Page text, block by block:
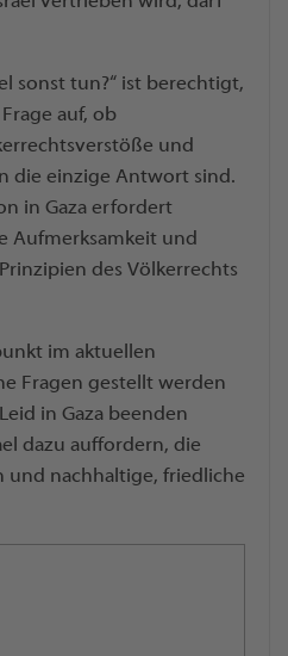
sonst tun?“ ist berechtigt,
auf, ob
und
die einzige Antwort sind.
in Gaza erfordert
Aufmerksamkeit und
des Völkerrechts
im aktuellen
Fragen gestellt werden
in Gaza beenden
dazu auffordern, die
und nachhaltige, friedliche